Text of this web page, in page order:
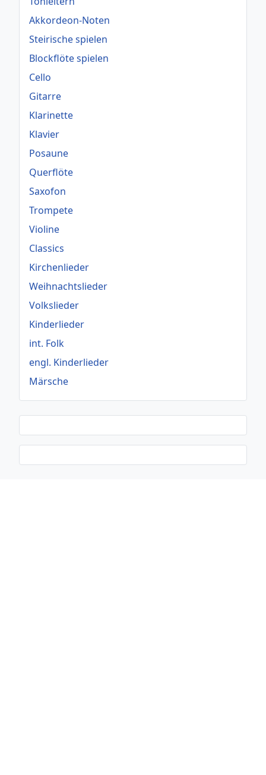
Akkordeon-Noten
Steirische spielen
Blockflöte spielen
Cello
Gitarre
Klarinette
Klavier
Posaune
Querflöte
Saxofon
Trompete
Violine
Classics
Kirchenlieder
Weihnachtslieder
Volkslieder
Kinderlieder
int. Folk
engl. Kinderlieder
Märsche